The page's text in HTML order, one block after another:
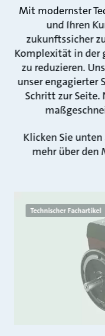
Mit modernster
und Ihren
zukunftssicher
Komplexität in der
zu reduzieren.
unser engagierter
Schritt zur Seite.
Klicken Sie
mehr über den
Technischer Fachartikel